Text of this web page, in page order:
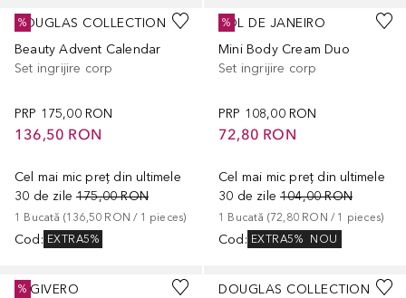
DOUGLAS COLLECTION
Beauty Advent Calendar
Set ingrijire corp
PRP 175,00 RON
136,50 RON
Cel mai mic preț din ultimele
30 de zile 175,00 RON
1 Bucată (136,50 RON / 1 pieces)
Cod : EXTRA5%
%
SOL DE JANEIRO
Mini Body Cream Duo
Set ingrijire corp
PRP 108,00 RON
72,80 RON
Cel mai mic preț din ultimele
30 de zile 104,00 RON
1 Bucată (72,80 RON / 1 pieces)
Cod : EXTRA5% NOU
%
REGIVERO
%
DOUGLAS COLLECTION